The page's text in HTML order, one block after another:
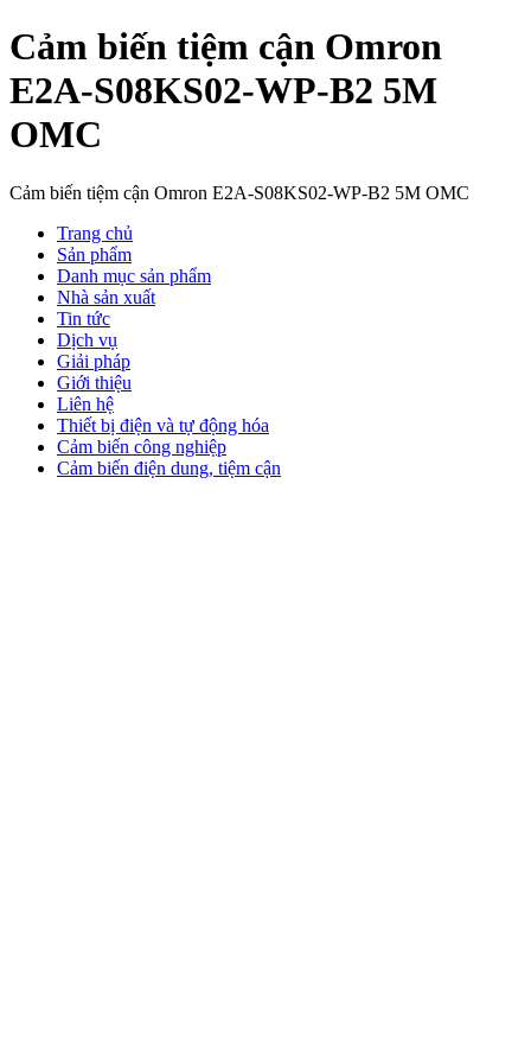
Cảm biến tiệm cận Omron
E2A-S08KS02-WP-B2 5M
OMC
Cảm biến tiệm cận Omron E2A-S08KS02-WP-B2 5M OMC
Trang chủ
Sản phẩm
Danh mục sản phẩm
Nhà sản xuất
Tin tức
Dịch vụ
Giải pháp
Giới thiệu
Liên hệ
Thiết bị điện và tự động hóa
Cảm biến công nghiệp
Cảm biến điện dung, tiệm cận